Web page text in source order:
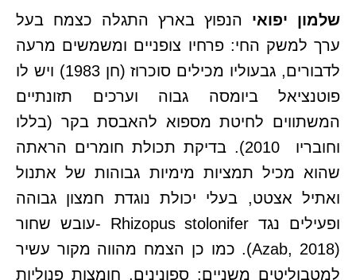
שלמון יפואי הנפוץ בארץ התגלה כצמח בעל
ערך למשק החי: פרחיו צופניים ומשמשים מרעה
לדבורים, גבעוליו מכילים סוכרוז (חן 1983) ויש לו
פוטנציאל ביומסה גבוה וערכים תזונתיים
המשתווים לחיטת מספוא להאבסת בקר (בללו
וחובריו 2010). בדיקת תכולת חומרים הראתה
שהוא מכיל תמציות מימיות גבוהות של אתנול
ואתיל אצטט, בעלי יכולת נוגדת חמצון גבוהה
ופעילים נגד Rhizopus stolonifer -עובש שחור
(Azab, 2018). כמו כן הצמח מהווה מקור עשיר
למטבוליטים משניים: ספונינים, חומצות פנוליות